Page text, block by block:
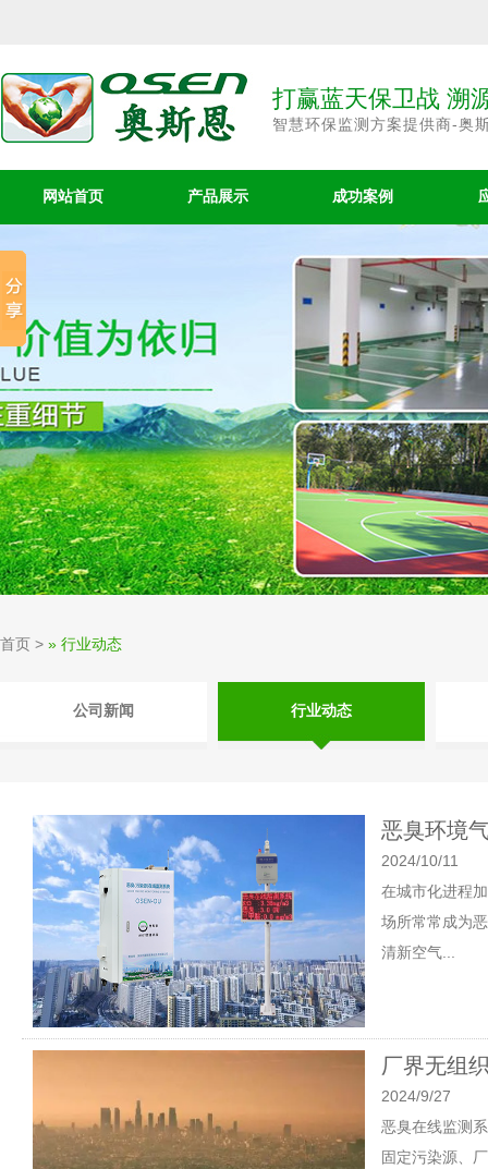
打赢蓝天保卫战 溯
智慧环保监测方案提供商-奥
网站首页 产品展示 成功案例
首页 > » 行业动态
公司新闻 行业动态
恶臭环境
2024/10/11
在城市化进程
场所常常成为
清新空气...
厂界无组
2024/9/27
恶臭在线监测
固定污染源、